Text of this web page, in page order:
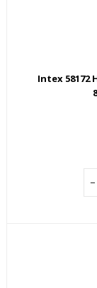
Intex 58172
−